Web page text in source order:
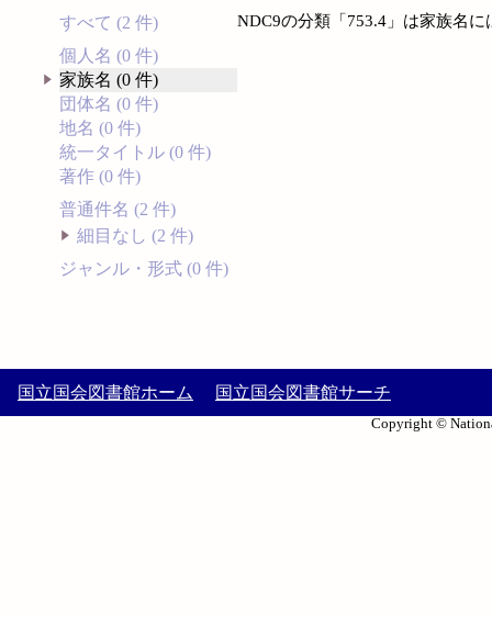
すべて (2 件)
個人名 (0 件)
家族名 (0 件)
団体名 (0 件)
地名 (0 件)
統一タイトル (0 件)
著作 (0 件)
普通件名 (2 件)
細目なし (2 件)
ジャンル・形式 (0 件)
NDC9の分類「753.4」は家族名
国立国会図書館ホーム 国立国会図書館サーチ
Copyright ©